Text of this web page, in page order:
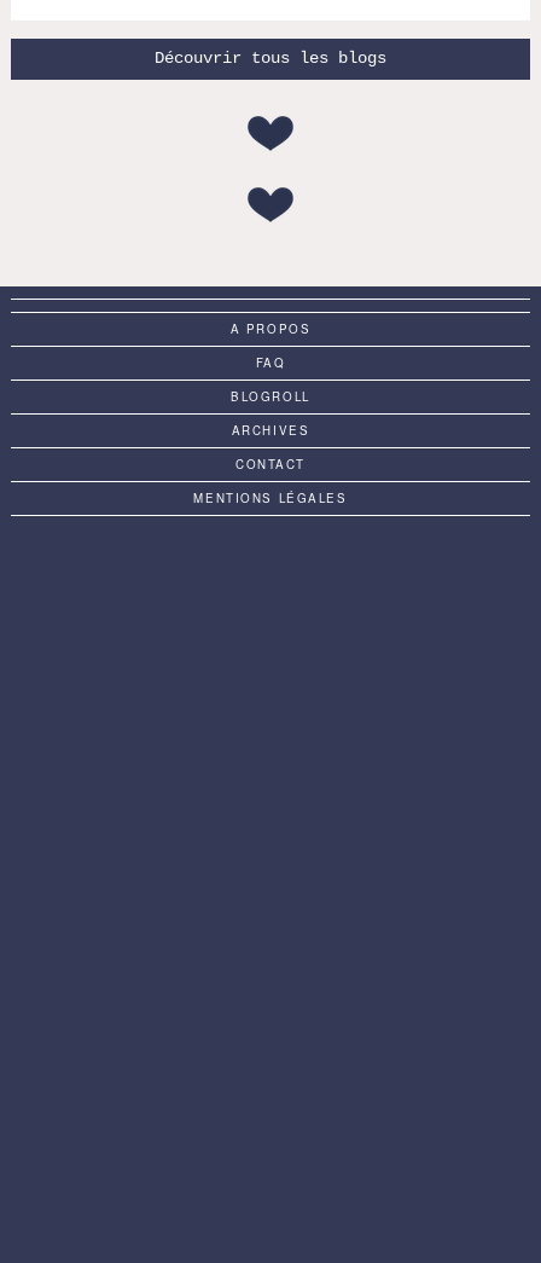
Découvrir tous les blogs
A PROPOS
FAQ
BLOGROLL
ARCHIVES
CONTACT
MENTIONS LÉGALES